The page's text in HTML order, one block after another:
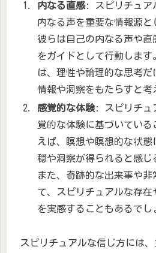
内なる直感: スピリチュア
内なる声を重要な情報源と
彼らは自己の内なる声や直
をガイドとして行動します
は、理性や論理的な思考
情報や洞察をもたらすと考
感覚的な体験: スピリチュ
覚的な体験に基づいている
えば、瞑想や瞑想的な状
穏や洞察が得られると感じ
また、奇跡的な出来事や非
て、スピリチュアルな存在
を実感することもあるでし
スピリチュアルな信じ方には